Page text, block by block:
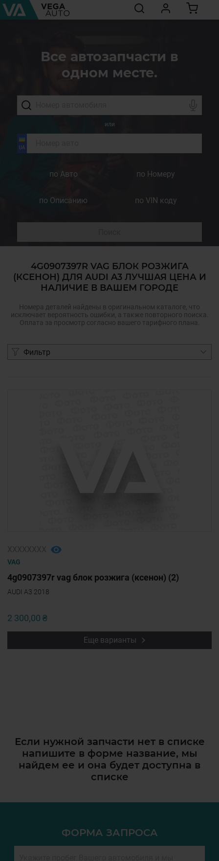
Все автозапчасти в
одном месте.
или
по Авто по Номеру
по Описанию по VIN коду
4G0907397R VAG БЛОК РОЗЖИГА
(КСЕНОН) ДЛЯ AUDI A3 ЛУЧШАЯ ЦЕНА И
НАЛИЧИЕ В ВАШЕМ ГОРОДЕ
Номера деталей найдены в оригинальном каталоге, что
исключает вероятность ошибки, а также повторного поиска.
Оплата за просмотр согласно вашего тарифного плана.
Фильтр
VAG
4g0907397r vag блок розжига (ксенон) (2)
AUDI A3 2018
2 300,00 ₴
Еще варианты
Если нужной запчасти нет в списке
напишите в форме название, мы
найдем ее и она будет доступна в
списке
ФОРМА ЗАПРОСА